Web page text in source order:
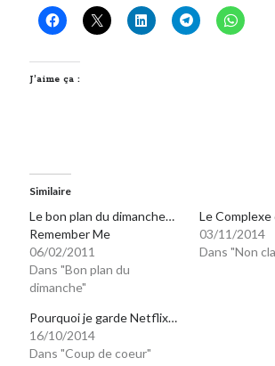
J’aime ça :
Similaire
Le bon plan du dimanche…
Remember Me
06/02/2011
Dans "Bon plan du
dimanche"
Le
03/11/2014
Dans "Non
Pourquoi je garde Netflix…
16/10/2014
Dans "Coup de coeur"